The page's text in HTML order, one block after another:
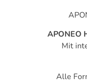
APONEO
Mit
Alle